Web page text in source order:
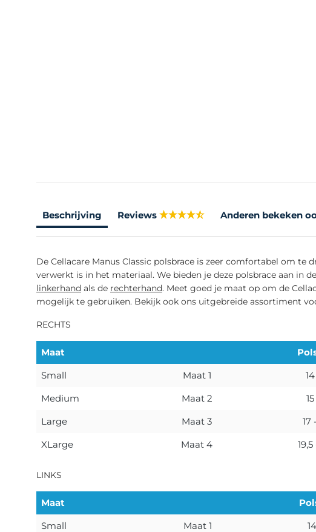
Beschrijving Reviews Anderen bekeken
De Cellacare Manus Classic polsbrace is zeer comfortabel om te
verwerkt is in het materiaal. We bieden je deze polsbrace aan in
linkerhand als de rechterhand. Meet goed je maat op om de
mogelijk te gebruiken. Bekijk ook ons uitgebreide assortiment
RECHTS
Maat
Small
Maat 1
Medium
Maat 2
Large
Maat 3 17
XLarge
Maat 4
LINKS
Maat
Small
Maat 1